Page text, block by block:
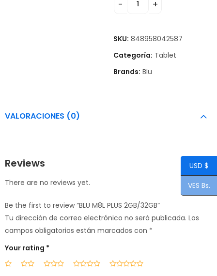
SKU: 848958042587
Categoría: Tablet
Brands: Blu
VALORACIONES (0)
Reviews
There are no reviews yet.
Be the first to review “BLU M8L PLUS 2GB/32GB”
Tu dirección de correo electrónico no será publicada. Los
campos obligatorios están marcados con *
Your rating *
USD $
VES Bs.